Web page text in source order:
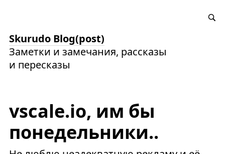
Skurudo Blog(post)
Заметки и замечания, рассказы
и пересказы
vscale.io, им бы
понедельники..